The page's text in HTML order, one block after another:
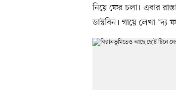
নিয়ে ফের চলা। এবার
ডাস্টবিন। গায়ে লেখা